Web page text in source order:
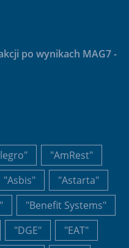
po wynikach MAG7 -
"AmRest"
"Asbis"
"Astarta"
"Benefit Systems"
"DGE"
"EAT"